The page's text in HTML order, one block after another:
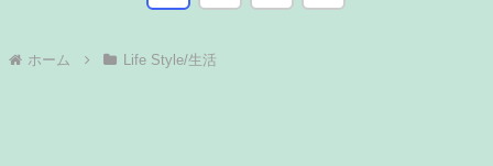
ホーム Life Style/生活